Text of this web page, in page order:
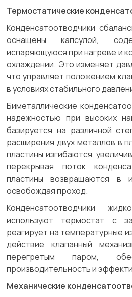
Термостатические
Конденсатоотводчики
оснащены капсулой,
испаряющуюся при нагреве и
охлаждении. Это изменяет
что управляет положением
в условиях стабильного
Биметаллические
надежностью при высоких
базируется на различной
расширения двух металлов в
пластины изгибаются,
перекрывая поток
пластины возвращаются в
освобождая проход.
Конденсатоотводчики
используют термостат с
реагирует на температурные
действие клапанный
перегретым паром,
производительность и
Механические